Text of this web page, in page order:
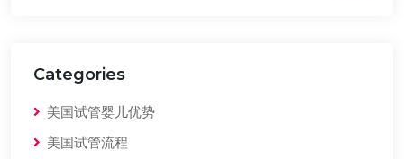
Categories
美国试管婴儿优势
美国试管流程